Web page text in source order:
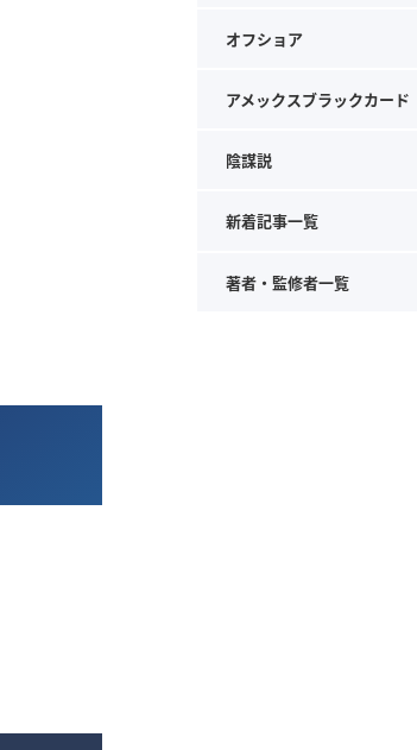
オフショア
アメックスブラックカード
陰謀説
新着記事一覧
著者・監修者一覧